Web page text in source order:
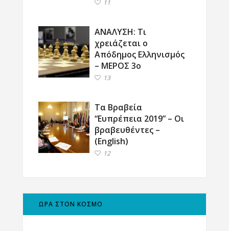
11
ΑΝΑΛΥΣΗ: Τι
χρειάζεται ο
Απόδημος Ελληνισμός
– ΜΕΡΟΣ 3ο
13
Τα Βραβεία
“Ευπρέπεια 2019” – Οι
βραβευθέντες –
(English)
12
ΩΡΑ ΣΤΟΝ ΚΟΣΜΟ